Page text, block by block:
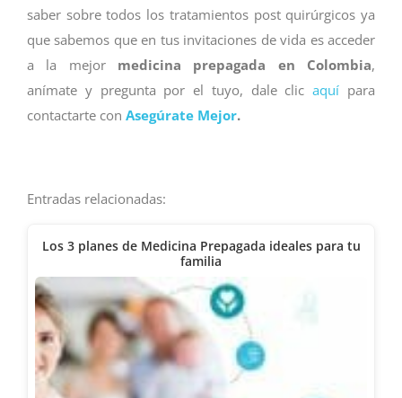
saber sobre todos los tratamientos post quirúrgicos ya
que sabemos que en tus invitaciones de vida es acceder
a la mejor medicina prepagada en Colombia,
anímate y pregunta por el tuyo, dale clic aquí para
contactarte con Asegúrate Mejor.
Entradas relacionadas:
Los 3 planes de Medicina Prepagada ideales para tu
familia